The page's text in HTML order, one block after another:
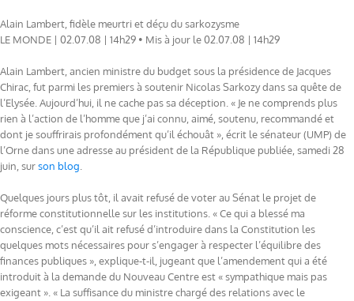
Alain Lambert, fidèle meurtri et déçu du sarkozysme
LE MONDE | 02.07.08 | 14h29 • Mis à jour le 02.07.08 | 14h29
Alain Lambert, ancien ministre du budget sous la présidence de Jacques
Chirac, fut parmi les premiers à soutenir Nicolas Sarkozy dans sa quête de
l’Elysée. Aujourd’hui, il ne cache pas sa déception. « Je ne comprends plus
rien à l’action de l’homme que j’ai connu, aimé, soutenu, recommandé et
dont je souffrirais profondément qu’il échouât », écrit le sénateur (UMP) de
l’Orne dans une adresse au président de la République publiée, samedi 28
juin, surson blog
Quelques jours plus tôt, il avait refusé de voter au Sénat le projet de
réforme constitutionnelle sur les institutions. « Ce qui a blessé ma
conscience, c’est qu’il ait refusé d’introduire dans la Constitution les
quelques mots nécessaires pour s’engager à respecter l’équilibre des
finances publiques », explique-t-il, jugeant que l’amendement qui a été
introduit à la demande du Nouveau Centre est « sympathique mais pas
exigeant ». « La suffisance du ministre chargé des relations avec le